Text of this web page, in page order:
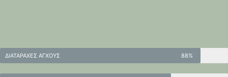
ΔΙΑΤΑΡΑΧΕΣ ΑΓΧΟΥΣ 88%